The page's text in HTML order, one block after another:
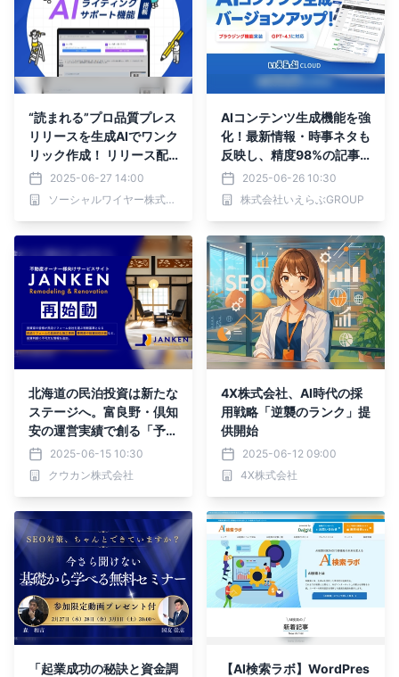
“読まれる”プロ品質プレス
リリースを生成AIでワンク
リック作成！ リリース配
信サイト「NEWSCAST」
に「AIライティングサポー
ト」を実装
2025-06-27 14:00
ソーシャルワイヤー株式会社
AIコンテンツ生成機能を強
化！最新情報・時事ネタも
反映し、精度98%の記事
を自動生成｜いえらぶCL
OUD
2025-06-26 10:30
株式会社いえらぶGROUP
北海道の民泊投資は新たな
ステージへ。富良野・倶知
安の運営実績で創る「予約
の取れない人気宿」― JA
NKENリフォームがサービ
スを強化
2025-06-15 10:30
クウカン株式会社
4X株式会社、AI時代の採
用戦略「逆襲のランク」提
供開始
2025-06-12 09:00
4X株式会社
「起業成功の秘訣と資金調
【AI検索ラボ】WordPres